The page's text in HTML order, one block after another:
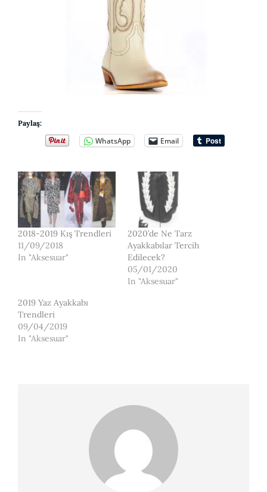
Paylaş:
WhatsApp Email
2018-2019 Kış Trendleri
11/09/2018
In "Aksesuar"
2020’de Ne Tarz
Ayakkabılar Tercih
Edilecek?
05/01/2020
In "Aksesuar"
2019 Yaz Ayakkabı
Trendleri
09/04/2019
In "Aksesuar"